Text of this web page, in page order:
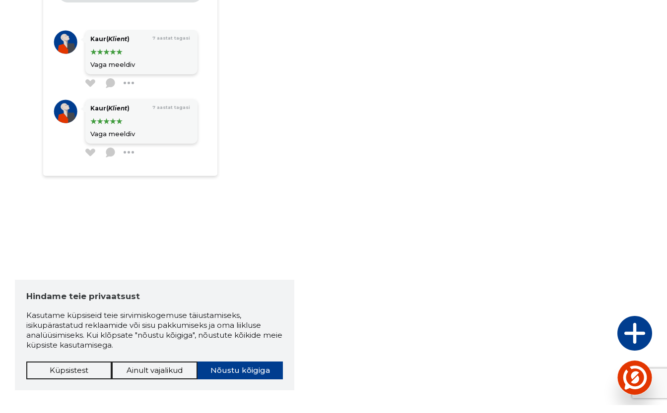
Kaur(Klient) 7 aastat tagasi
Vaga meeldiv
Kaur(Klient) 7 aastat tagasi
Vaga meeldiv
Hindame teie privaatsust
Kasutame küpsiseid teie sirvimiskogemuse täiustamiseks,
isikupärastatud reklaamide või sisu pakkumiseks ja oma liikluse
analüüsimiseks. Kui klõpsate "nõustu kõigiga", nõustute kõikide meie
küpsiste kasutamisega.
Nõustu kõigiga
Küpsistest Ainult vajalikud